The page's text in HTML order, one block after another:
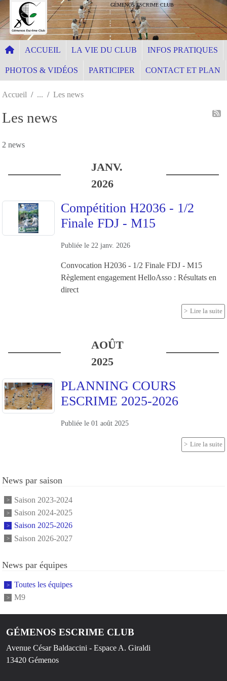
GÉMENOS ESCRIME CLUB
ACCUEIL LA VIE DU CLUB INFOS PRATIQUES
PHOTOS & VIDÉOS PARTICIPER CONTACT ET PLAN
Accueil Les news
Les news
2 news
JANV.
2026
Compétition H2036 - 1/2
Finale FDJ - M15
Publiée le 22 janv. 2026
Convocation H2036 - 1/2 Finale FDJ - M15
Règlement engagement HelloAsso : Résultats en
direct
Lire la suite
AOÛT
2025
PLANNING COURS
ESCRIME 2025-2026
Publiée le 01 août 2025
Lire la suite
News par saison
Saison 2023-2024
Saison 2024-2025
Saison 2025-2026
Saison 2026-2027
News par équipes
Toutes les équipes
M9
GÉMENOS ESCRIME CLUB
Avenue César Baldaccini - Espace A. Giraldi
13420 Gémenos
Panneau de gestion des cookies